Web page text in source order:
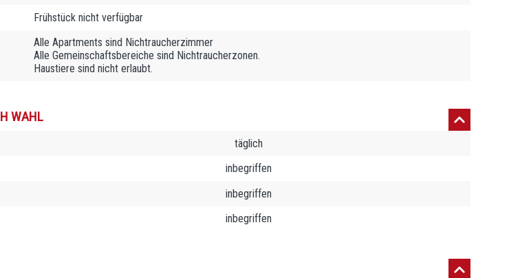
Frühstück nicht verfügbar
Alle Apartments sind Nichtraucherzimmer
Alle Gemeinschaftsbereiche sind Nichtraucherzonen.
Haustiere sind nicht erlaubt.
WAHL
täglich
inbegriffen
inbegriffen
inbegriffen